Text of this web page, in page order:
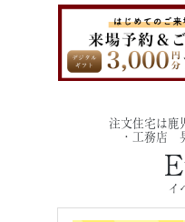
注文住宅は鹿
・工務店
イ